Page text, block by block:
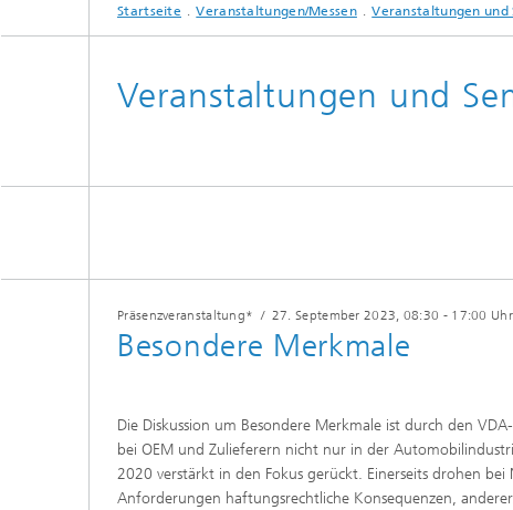
Startseite Veranstaltungen/Messen Veranstaltungen und
Veranstaltungen und
Präsenzveranstaltung* / 27. September 2023, 08:30 - 17:00 Uhr
Besondere Merkmale
Die Diskussion um Besondere Merkmale ist durch den
bei OEM und Zulieferern nicht nur in der
2020 verstärkt in den Fokus gerückt. Einerseits drohen
Anforderungen haftungsrechtliche Konsequenzen,